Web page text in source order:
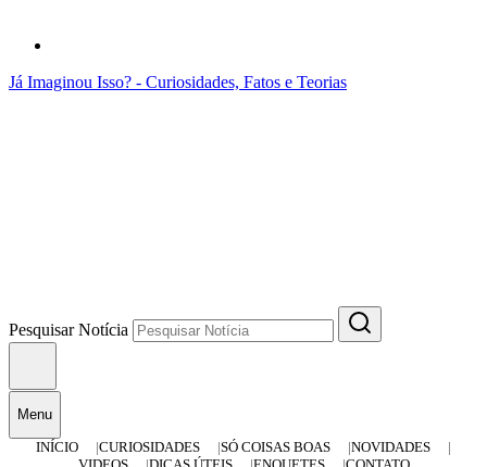
Já Imaginou Isso? - Curiosidades, Fatos e Teorias
Pesquisar Notícia
Menu
INÍCIO
CURIOSIDADES SÓ COISAS BOAS
NOVIDADES